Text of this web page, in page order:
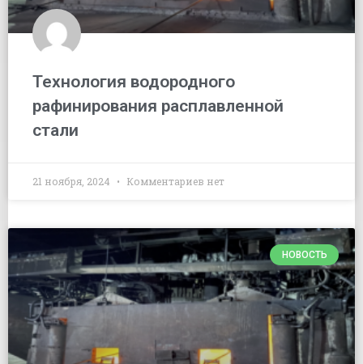
Технология водородного
рафинирования расплавленной
стали
21 ноября, 2024 Комментариев нет
НОВОСТЬ